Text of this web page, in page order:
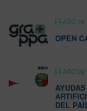
AGO 09
OPEN
AGO 09
DEL